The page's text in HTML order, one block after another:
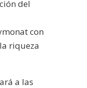
del
con
riqueza
a las